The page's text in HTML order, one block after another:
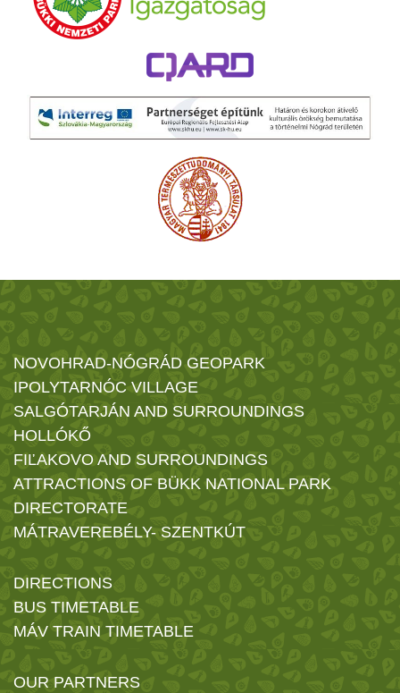
NOVOHRAD-NÓGRÁD GEOPARK
IPOLYTARNÓC VILLAGE
SALGÓTARJÁN AND SURROUNDINGS
HOLLÓKŐ
FIĽAKOVO AND SURROUNDINGS
ATTRACTIONS OF BÜKK NATIONAL PARK
DIRECTORATE
MÁTRAVEREBÉLY- SZENTKÚT
DIRECTIONS
BUS TIMETABLE
MÁV TRAIN TIMETABLE
OUR PARTNERS